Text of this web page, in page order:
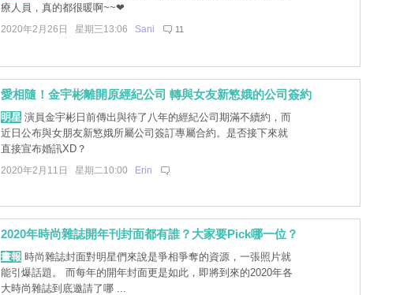
療人員，真的都很暖啊~~❤
2020年2月26日 星期三13:06 Sani 11
愛相隨！金宇彬離開原經紀公司 轉與女友新慜娥的公司簽約
明星演員金宇彬日前傳出與待了八年的經紀公司期滿不續約，而
近日公布與女朋友新慜娥所屬公司簽訂專屬合約。是否接下來就
直接宣布婚訊XD？
2020年2月11日 星期二10:00 Erin
2020年時尚雜誌開年刊封面都有誰？大家要Pick哪一位？
畫報 時尚雜誌封面對明星們來說是爭相爭奪的資源，一張照片就
能引爆話題。 而每年的開年封面更是如此，即將到來的2020年各
大時尚雜誌到底邀請了哪 ...